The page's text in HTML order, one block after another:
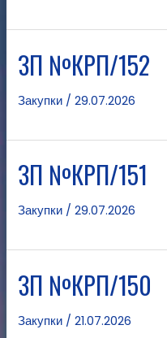
ЗП №КРП/152
Закупки /29.07.2026
ЗП №КРП/151
Закупки /29.07.2026
ЗП №КРП/150
Закупки /21.07.2026